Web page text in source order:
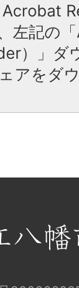
左記の
）」ダ
アをダ